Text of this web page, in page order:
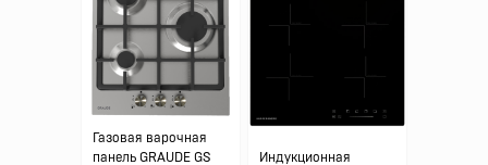
Газовая варочная
панель GRAUDE GS
Индукционная